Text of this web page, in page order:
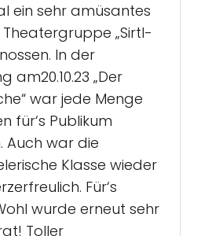
ein sehr amüsantes
„Sirtl-
In der
am20.10.23 „Der
war jede Menge
für‘s Publikum
Auch war die
Klasse wieder
Für‘s
wurde erneut sehr
Toller